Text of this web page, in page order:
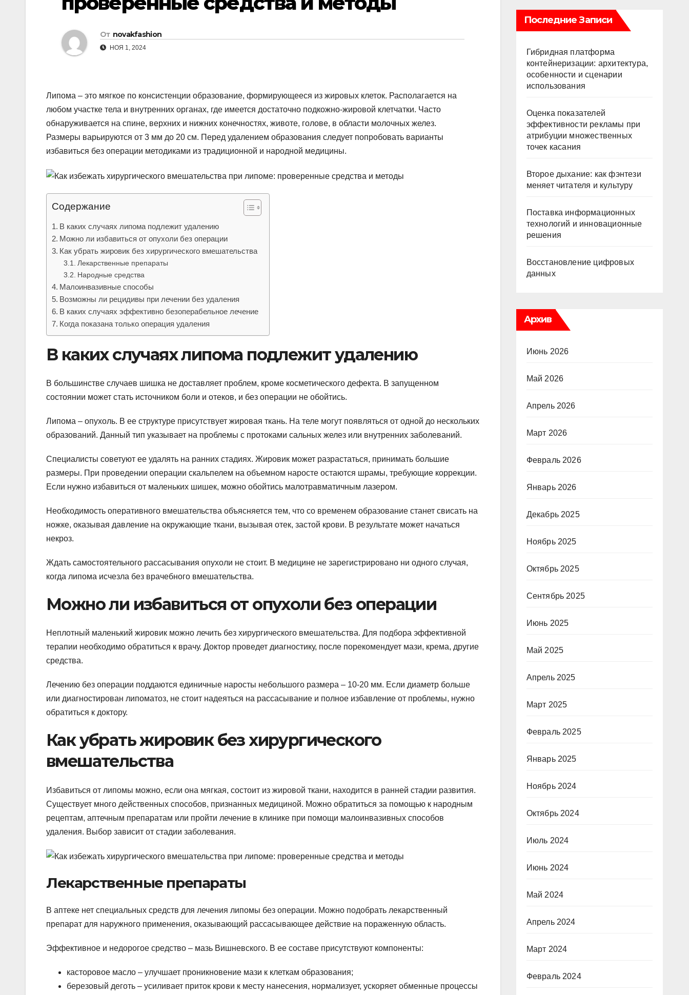
От novakfashion
НОЯ 1, 2024
Липома – это мягкое по консистенции образование, формирующееся из жировых клеток. Располагается на
любом участке тела и внутренних органах, где имеется достаточно подкожно-жировой клетчатки. Часто
обнаруживается на спине, верхних и нижних конечностях, животе, голове, в области молочных желез.
Размеры варьируются от 3 мм до 20 см. Перед удалением образования следует попробовать варианты
избавиться без операции методиками из традиционной и народной медицины.
Содержание
В каких случаях липома подлежит удалению
Можно ли избавиться от опухоли без операции
Как убрать жировик без хирургического вмешательства
Лекарственные препараты
Народные средства
Малоинвазивные способы
Возможны ли рецидивы при лечении без удаления
В каких случаях эффективно безоперабельное лечение
Когда показана только операция удаления
В каких случаях липома подлежит удалению
В большинстве случаев шишка не доставляет проблем, кроме косметического дефекта. В запущенном
состоянии может стать источником боли и отеков, и без операции не обойтись.
Липома – опухоль. В ее структуре присутствует жировая ткань. На теле могут появляться от одной до нескольких
образований. Данный тип указывает на проблемы с протоками сальных желез или внутренних заболеваний.
Специалисты советуют ее удалять на ранних стадиях. Жировик может разрастаться, принимать большие
размеры. При проведении операции скальпелем на объемном наросте остаются шрамы, требующие коррекции.
Если нужно избавиться от маленьких шишек, можно обойтись малотравматичным лазером.
Необходимость оперативного вмешательства объясняется тем, что со временем образование станет свисать на
ножке, оказывая давление на окружающие ткани, вызывая отек, застой крови. В результате может начаться
некроз.
Ждать самостоятельного рассасывания опухоли не стоит. В медицине не зарегистрировано ни одного случая,
когда липома исчезла без врачебного вмешательства.
Можно ли избавиться от опухоли без операции
Неплотный маленький жировик можно лечить без хирургического вмешательства. Для подбора эффективной
терапии необходимо обратиться к врачу. Доктор проведет диагностику, после порекомендует мази, крема, другие
средства.
Лечению без операции поддаются единичные наросты небольшого размера – 10-20 мм. Если диаметр больше
или диагностирован липоматоз, не стоит надеяться на рассасывание и полное избавление от проблемы, нужно
обратиться к доктору.
Как убрать жировик без хирургического
вмешательства
Избавиться от липомы можно, если она мягкая, состоит из жировой ткани, находится в ранней стадии развития.
Существует много действенных способов, признанных медициной. Можно обратиться за помощью к народным
рецептам, аптечным препаратам или пройти лечение в клинике при помощи малоинвазивных способов
удаления. Выбор зависит от стадии заболевания.
Лекарственные препараты
В аптеке нет специальных средств для лечения липомы без операции. Можно подобрать лекарственный
препарат для наружного применения, оказывающий рассасывающее действие на пораженную область.
Эффективное и недорогое средство – мазь Вишневского. В ее составе присутствуют компоненты:
касторовое масло – улучшает проникновение мази к клеткам образования;
березовый деготь – усиливает приток крови к месту нанесения, нормализует, ускоряет обменные процессы
Последние Записи
Гибридная платформа
контейнеризации: архитектура,
особенности и сценарии
использования
Оценка показателей
эффективности рекламы при
атрибуции множественных
точек касания
Второе дыхание: как фэнтези
меняет читателя и культуру
Поставка информационных
технологий и инновационные
решения
Восстановление цифровых
данных
Архив
Июнь 2026
Май 2026
Апрель 2026
Март 2026
Февраль 2026
Январь 2026
Декабрь 2025
Ноябрь 2025
Октябрь 2025
Сентябрь 2025
Июнь 2025
Май 2025
Апрель 2025
Март 2025
Февраль 2025
Январь 2025
Ноябрь 2024
Октябрь 2024
Июль 2024
Июнь 2024
Май 2024
Апрель 2024
Март 2024
Февраль 2024